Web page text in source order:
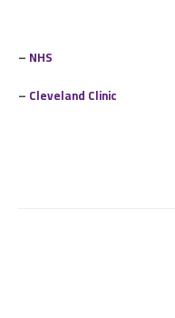
NHS
–
Cleveland Clinic
–